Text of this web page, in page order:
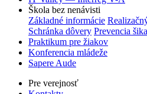
Škola bez nenávisti
Základné informácie
Schránka dôvery Prevencia
Praktikum pre žiakov
Konferencia mládeže
Sapere Aude
Pre verejnosť